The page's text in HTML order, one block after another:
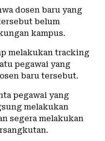
dosen baru yang
belum
kampus.
melakukan tracking
pegawai yang
baru tersebut.
pegawai yang
melakukan
segera melakukan